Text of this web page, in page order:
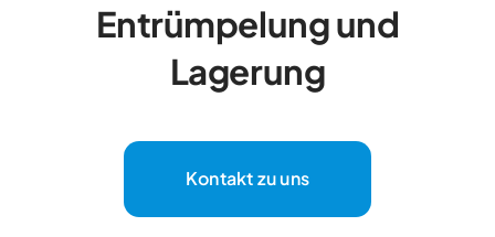
Entrümpelung und
Lagerung
Kontakt zu uns